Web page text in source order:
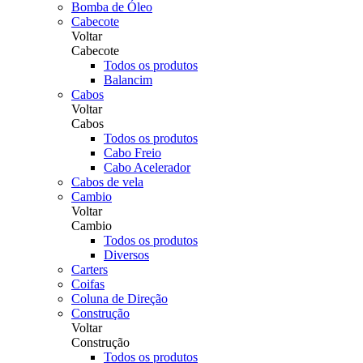
Bomba de Óleo
Cabecote
Voltar
Cabecote
Todos os produtos
Balancim
Cabos
Voltar
Cabos
Todos os produtos
Cabo Freio
Cabo Acelerador
Cabos de vela
Cambio
Voltar
Cambio
Todos os produtos
Diversos
Carters
Coifas
Coluna de Direção
Construção
Voltar
Construção
Todos os produtos